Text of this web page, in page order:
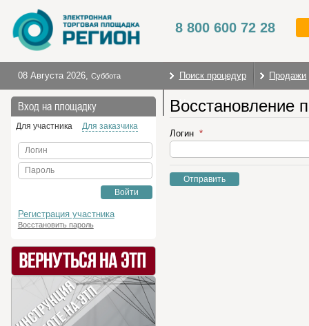
8 800 600 72 28
08 Августа 2026, Суббота Поиск процедур Продажи
На главную
Вход на площадку
Для участника Для заказчика
Логин
Пароль
Войти
Регистрация участника
Восстановить пароль
Восстановление
Логин
Отправить